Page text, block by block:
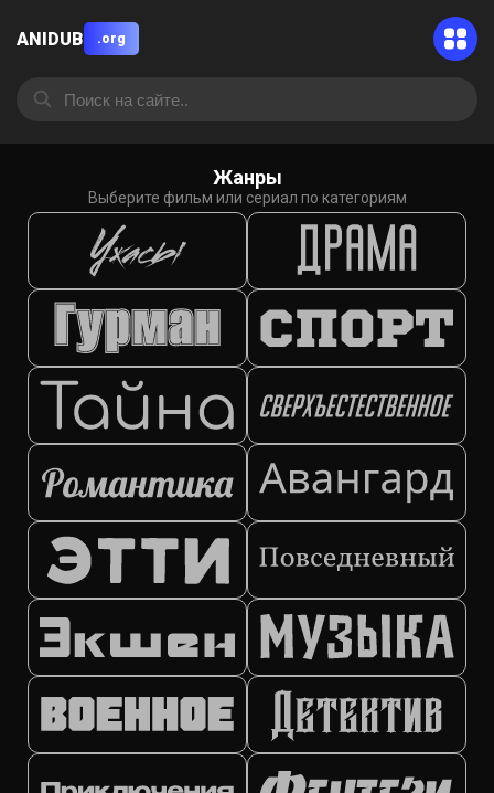
ANIDUB .org
Жанры
Выберите фильм или сериал по категориям